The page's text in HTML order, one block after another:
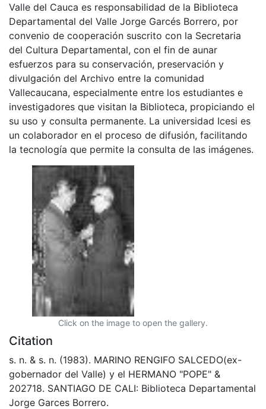
Valle del Cauca es responsabilidad de la Biblioteca
Departamental del Valle Jorge Garcés Borrero, por
convenio de cooperación suscrito con la Secretaria
del Cultura Departamental, con el fin de aunar
esfuerzos para su conservación, preservación y
divulgación del Archivo entre la comunidad
Vallecaucana, especialmente entre los estudiantes e
investigadores que visitan la Biblioteca, propiciando el
su uso y consulta permanente. La universidad Icesi es
un colaborador en el proceso de difusión, facilitando
la tecnología que permite la consulta de las imágenes.
Click on the image to open the gallery.
Citation
s. n. & s. n. (1983). MARINO RENGIFO SALCEDO(ex-
gobernador del Valle) y el HERMANO "POPE" &
202718. SANTIAGO DE CALI: Biblioteca Departamental
Jorge Garces Borrero.